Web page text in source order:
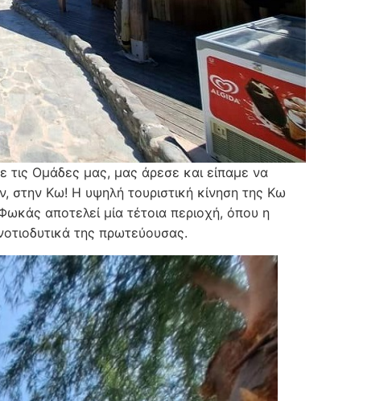
τις Ομάδες μας, μας άρεσε και είπαμε να
στην Κω! Η υψηλή τουριστική κίνηση της Κω
αποτελεί μία τέτοια περιοχή, όπου η
της πρωτεύουσας.